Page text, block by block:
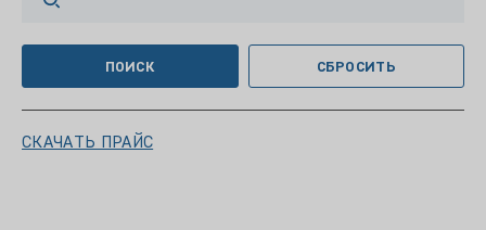
ПОИСК СБРОСИТЬ
СКАЧАТЬ ПРАЙС